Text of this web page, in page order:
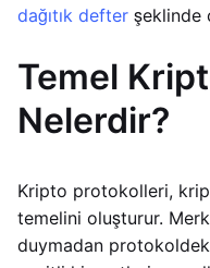
dağıtık defter şeklinde
Temel
Nelerdir?
Kripto protokolleri,
temelini oluşturur.
duymadan